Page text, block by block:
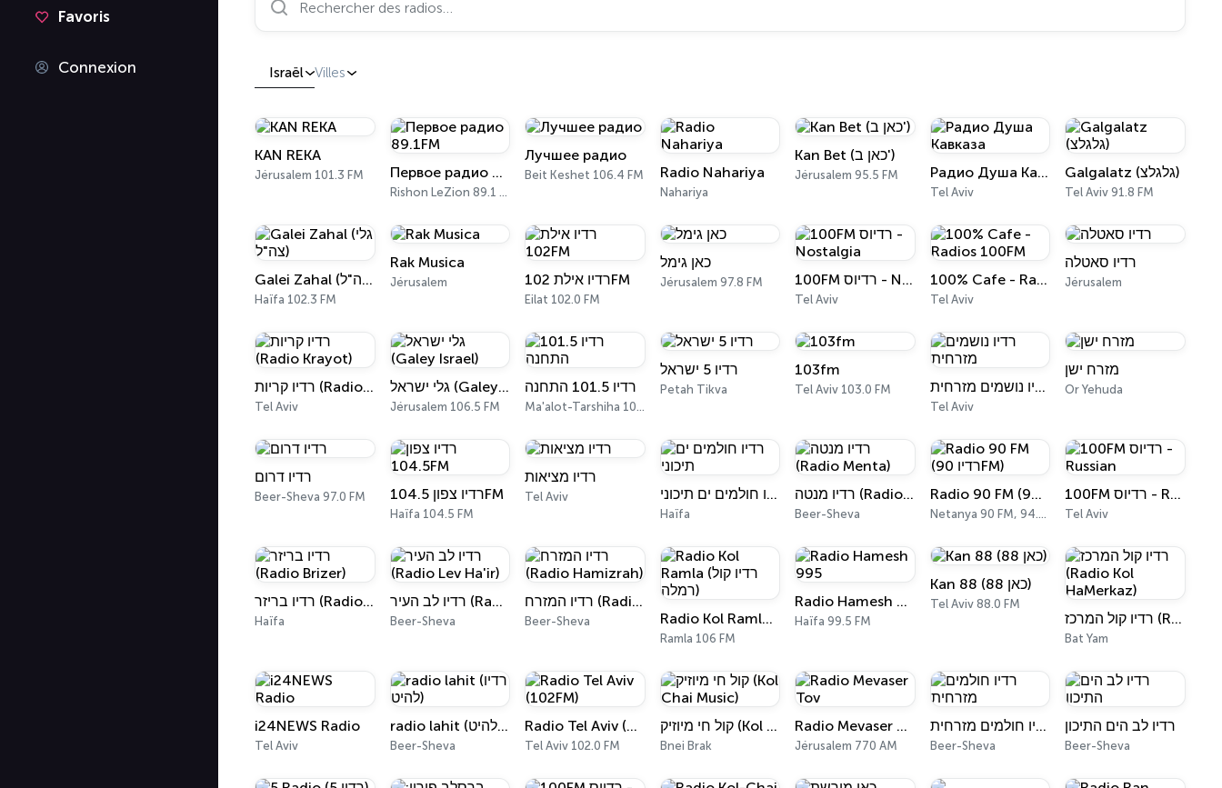
Favoris
Connexion Israël Villes
KAN REKA
Jérusalem 101.3 FM Первое радио 89.1FM
Rishon LeZion 89.1 FM
Лучшее радио
Beit Keshet 106.4 FM Radio Nahariya
Nahariya
Kan Bet (כאן ב')
Jérusalem 95.5 FM Радио Душа Кавказа
Tel Aviv
Galgalatz (גלגלצ)
Tel Aviv 91.8 FM
Galei Zahal (גלי צה"ל)
Haïfa 102.3 FM
Rak Musica
Jérusalem רדיו אילת 102FM
Eilat 102.0 FM
כאן גימל
Jérusalem 97.8 FM 100FM רדיוס - Nostalgia
Tel Aviv
100% Cafe - Radios 100FM
Tel Aviv
רדיו סאטלה
Jérusalem
רדיו קריות (Radio Krayot)
Tel Aviv
גלי ישראל (Galey Israel)
Jérusalem 106.5 FM
רדיו 101.5 התחנה
Ma'alot-Tarshiha 101.5 FM
רדיו 5 ישראל
Petah Tikva
103fm
Tel Aviv 103.0 FM רדיו נושמים מזרחית
Tel Aviv
מזרח ישן
Or Yehuda
רדיו דרום
Beer-Sheva 97.0 FM רדיו צפון 104.5FM
Haïfa 104.5 FM
רדיו מציאות
Tel Aviv רדיו חולמים ים תיכוני
Haïfa
רדיו מנטה (Radio Menta)
Beer-Sheva
Radio 90 FM (רדיו 90FM)
Netanya 90 FM, 94.7 FM
100FM רדיוס - Russian
Tel Aviv
רדיו בריזר (Radio Brizer)
Haïfa
רדיו לב העיר (Radio Lev Ha'ir)
Beer-Sheva
רדיו המזרח (Radio Hamizrah)
Beer-Sheva Radio Kol Ramla (רדיו קול רמלה)
Ramla 106 FM
Radio Hamesh 995
Haïfa 99.5 FM
Kan 88 (כאן 88)
Tel Aviv 88.0 FM
רדיו קול המרכז (Radio Kol HaMerkaz)
Bat Yam
i24NEWS Radio
Tel Aviv
radio lahit (רדיו להיט)
Beer-Sheva
Radio Tel Aviv (102FM)
Tel Aviv 102.0 FM
קול חי מיוזיק (Kol Chai Music)
Bnei Brak
Radio Mevaser Tov
Jérusalem 770 AM
רדיו חולמים מזרחית
Beer-Sheva
רדיו לב הים התיכון
Beer-Sheva